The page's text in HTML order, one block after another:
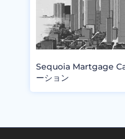
Sequoia Martgage
ーション